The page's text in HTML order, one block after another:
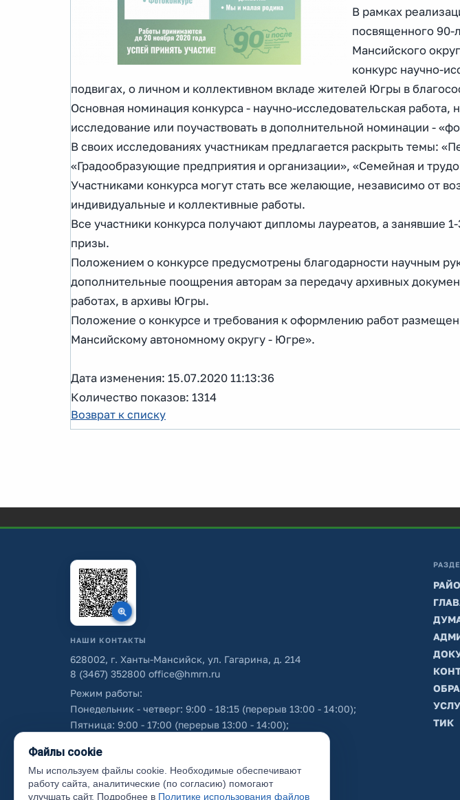
В рамках
посвященного 90-
Мансийского
конкурс научно-
подвигах, о личном и коллективном вкладе жителей Югры в
Основная номинация конкурса - научно-исследовательская
исследование или поучаствовать в дополнительной номинации -
В своих исследованиях участникам предлагается раскрыть темы:
«Градообразующие предприятия и организации», «Семейная и
Участниками конкурса могут стать все желающие, независимо от
индивидуальные и коллективные работы.
Все участники конкурса получают дипломы лауреатов, а занявшие
призы.
Положением о конкурсе предусмотрены благодарности научным
дополнительные поощрения авторам за передачу архивных
работах, в архивы Югры.
Положение о конкурсе и требования к оформлению работ
Мансийскому автономному округу - Югре».
Дата изменения: 15.07.2020 11:13:36
Количество показов: 1314
Возврат к списку
НАШИ КОНТАКТЫ
628002, г. Ханты-Мансийск, ул. Гагарина, д. 214
8 (3467) 352800 office@hmrn.ru
Режим работы:
Понедельник - четверг: 9:00 - 18:15 (перерыв 13:00 - 14:00);
Пятница: 9:00 - 17:00 (перерыв 13:00 - 14:00);
Об использовании персональных данных
ТИК
Файлы cookie
Мы используем файлы cookie. Необходимые обеспечивают
работу сайта, аналитические (по согласию) помогают
улучшать сайт. Подробнее в Политике использования файлов